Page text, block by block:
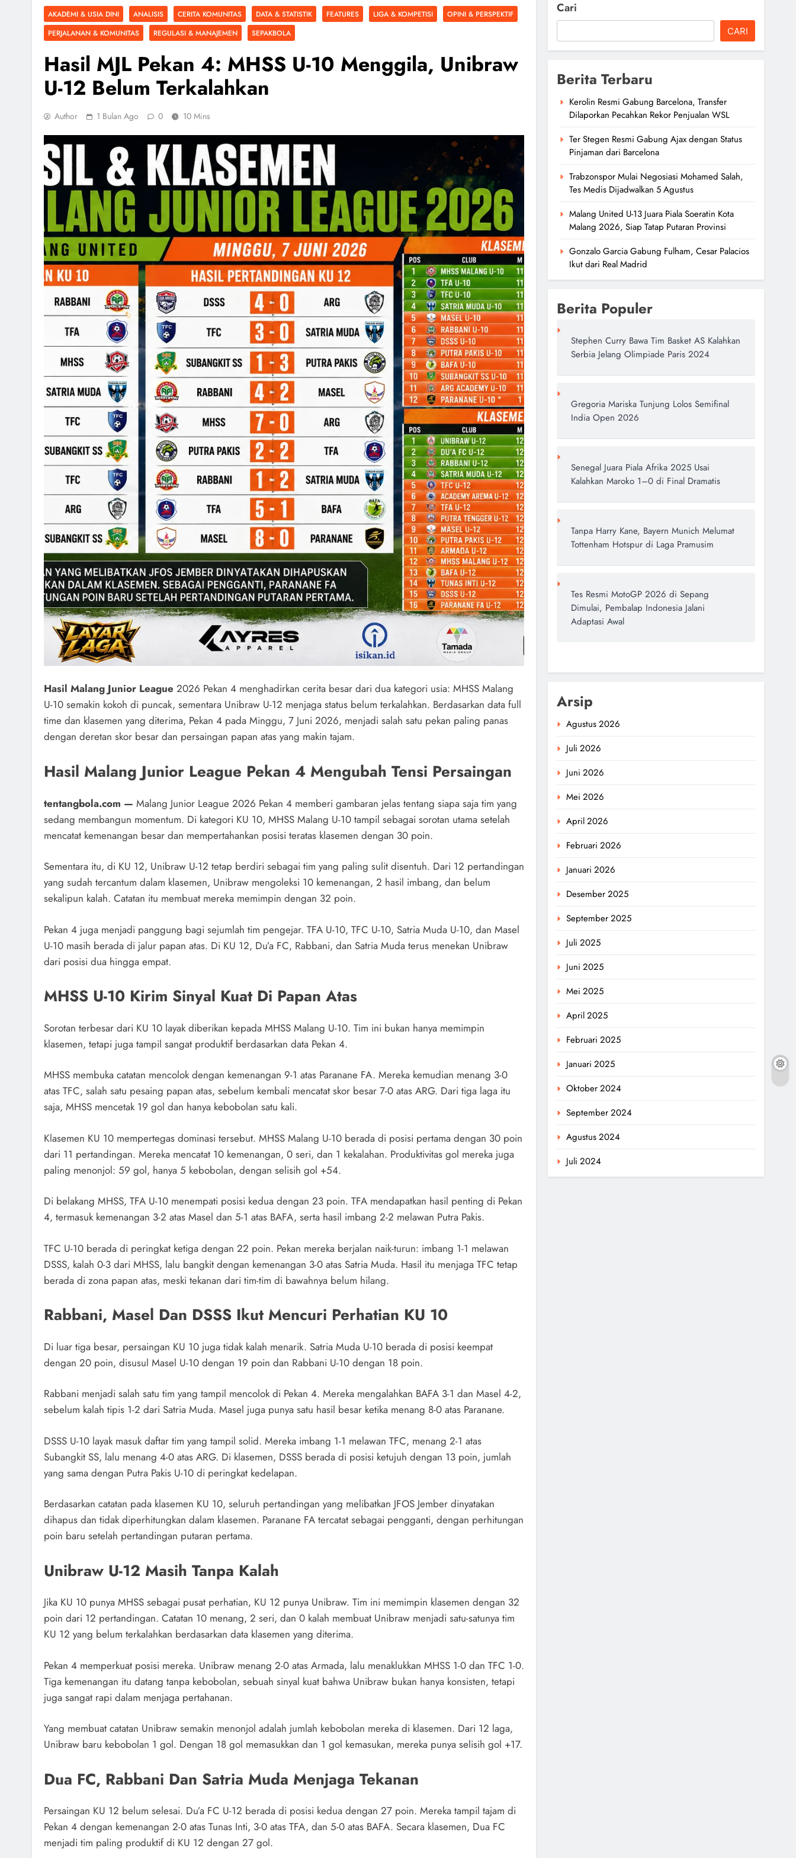
AKADEMI & USIA DINI ANALISIS CERITA KOMUNITAS DATA & STATISTIK FEATURES LIGA & KOMPETISI
OPINI & PERSPEKTIF
PERJALANAN & KOMUNITAS
REGULASI & MANAJEMEN SEPAKBOLA
Hasil MJL Pekan 4: MHSS U-10 Menggila, Unibraw
U-12 Belum Terkalahkan
Author 1 Bulan Ago 0 10 Mins
Hasil Malang Junior League 2026 Pekan 4 menghadirkan cerita besar dari dua kategori usia: MHSS Malang
U-10 semakin kokoh di puncak, sementara Unibraw U-12 menjaga status belum terkalahkan. Berdasarkan data full
time dan klasemen yang diterima, Pekan 4 pada Minggu, 7 Juni 2026, menjadi salah satu pekan paling panas
dengan deretan skor besar dan persaingan papan atas yang makin tajam.
Hasil Malang Junior League Pekan 4 Mengubah Tensi Persaingan
tentangbola.com — Malang Junior League 2026 Pekan 4 memberi gambaran jelas tentang siapa saja tim yang
sedang membangun momentum. Di kategori KU 10, MHSS Malang U-10 tampil sebagai sorotan utama setelah
mencatat kemenangan besar dan mempertahankan posisi teratas klasemen dengan 30 poin.
Sementara itu, di KU 12, Unibraw U-12 tetap berdiri sebagai tim yang paling sulit disentuh. Dari 12 pertandingan
yang sudah tercantum dalam klasemen, Unibraw mengoleksi 10 kemenangan, 2 hasil imbang, dan belum
sekalipun kalah. Catatan itu membuat mereka memimpin dengan 32 poin.
Pekan 4 juga menjadi panggung bagi sejumlah tim pengejar. TFA U-10, TFC U-10, Satria Muda U-10, dan Masel
U-10 masih berada di jalur papan atas. Di KU 12, Du’a FC, Rabbani, dan Satria Muda terus menekan Unibraw
dari posisi dua hingga empat.
MHSS U-10 Kirim Sinyal Kuat Di Papan Atas
Sorotan terbesar dari KU 10 layak diberikan kepada MHSS Malang U-10. Tim ini bukan hanya memimpin
klasemen, tetapi juga tampil sangat produktif berdasarkan data Pekan 4.
MHSS membuka catatan mencolok dengan kemenangan 9-1 atas Paranane FA. Mereka kemudian menang 3-0
atas TFC, salah satu pesaing papan atas, sebelum kembali mencatat skor besar 7-0 atas ARG. Dari tiga laga itu
saja, MHSS mencetak 19 gol dan hanya kebobolan satu kali.
Klasemen KU 10 mempertegas dominasi tersebut. MHSS Malang U-10 berada di posisi pertama dengan 30 poin
dari 11 pertandingan. Mereka mencatat 10 kemenangan, 0 seri, dan 1 kekalahan. Produktivitas gol mereka juga
paling menonjol: 59 gol, hanya 5 kebobolan, dengan selisih gol +54.
Di belakang MHSS, TFA U-10 menempati posisi kedua dengan 23 poin. TFA mendapatkan hasil penting di Pekan
4, termasuk kemenangan 3-2 atas Masel dan 5-1 atas BAFA, serta hasil imbang 2-2 melawan Putra Pakis.
TFC U-10 berada di peringkat ketiga dengan 22 poin. Pekan mereka berjalan naik-turun: imbang 1-1 melawan
DSSS, kalah 0-3 dari MHSS, lalu bangkit dengan kemenangan 3-0 atas Satria Muda. Hasil itu menjaga TFC tetap
berada di zona papan atas, meski tekanan dari tim-tim di bawahnya belum hilang.
Rabbani, Masel Dan DSSS Ikut Mencuri Perhatian KU 10
Di luar tiga besar, persaingan KU 10 juga tidak kalah menarik. Satria Muda U-10 berada di posisi keempat
dengan 20 poin, disusul Masel U-10 dengan 19 poin dan Rabbani U-10 dengan 18 poin.
Rabbani menjadi salah satu tim yang tampil mencolok di Pekan 4. Mereka mengalahkan BAFA 3-1 dan Masel 4-2,
sebelum kalah tipis 1-2 dari Satria Muda. Masel juga punya satu hasil besar ketika menang 8-0 atas Paranane.
DSSS U-10 layak masuk daftar tim yang tampil solid. Mereka imbang 1-1 melawan TFC, menang 2-1 atas
Subangkit SS, lalu menang 4-0 atas ARG. Di klasemen, DSSS berada di posisi ketujuh dengan 13 poin, jumlah
yang sama dengan Putra Pakis U-10 di peringkat kedelapan.
Berdasarkan catatan pada klasemen KU 10, seluruh pertandingan yang melibatkan JFOS Jember dinyatakan
dihapus dan tidak diperhitungkan dalam klasemen. Paranane FA tercatat sebagai pengganti, dengan perhitungan
poin baru setelah pertandingan putaran pertama.
Unibraw U-12 Masih Tanpa Kalah
Jika KU 10 punya MHSS sebagai pusat perhatian, KU 12 punya Unibraw. Tim ini memimpin klasemen dengan 32
poin dari 12 pertandingan. Catatan 10 menang, 2 seri, dan 0 kalah membuat Unibraw menjadi satu-satunya tim
KU 12 yang belum terkalahkan berdasarkan data klasemen yang diterima.
Pekan 4 memperkuat posisi mereka. Unibraw menang 2-0 atas Armada, lalu menaklukkan MHSS 1-0 dan TFC 1-0.
Tiga kemenangan itu datang tanpa kebobolan, sebuah sinyal kuat bahwa Unibraw bukan hanya konsisten, tetapi
juga sangat rapi dalam menjaga pertahanan.
Yang membuat catatan Unibraw semakin menonjol adalah jumlah kebobolan mereka di klasemen. Dari 12 laga,
Unibraw baru kebobolan 1 gol. Dengan 18 gol memasukkan dan 1 gol kemasukan, mereka punya selisih gol +17.
Dua FC, Rabbani Dan Satria Muda Menjaga Tekanan
Persaingan KU 12 belum selesai. Du’a FC U-12 berada di posisi kedua dengan 27 poin. Mereka tampil tajam di
Pekan 4 dengan kemenangan 2-0 atas Tunas Inti, 3-0 atas TFA, dan 5-0 atas BAFA. Secara klasemen, Dua FC
menjadi tim paling produktif di KU 12 dengan 27 gol.
Cari
CARI
Berita Terbaru
Kerolin Resmi Gabung Barcelona, Transfer
Dilaporkan Pecahkan Rekor Penjualan WSL
Ter Stegen Resmi Gabung Ajax dengan Status
Pinjaman dari Barcelona
Trabzonspor Mulai Negosiasi Mohamed Salah,
Tes Medis Dijadwalkan 5 Agustus
Malang United U-13 Juara Piala Soeratin Kota
Malang 2026, Siap Tatap Putaran Provinsi
Gonzalo Garcia Gabung Fulham, Cesar Palacios
Ikut dari Real Madrid
Berita Populer
Stephen Curry Bawa Tim Basket AS Kalahkan
Serbia Jelang Olimpiade Paris 2024
Gregoria Mariska Tunjung Lolos Semifinal
India Open 2026
Senegal Juara Piala Afrika 2025 Usai
Kalahkan Maroko 1–0 di Final Dramatis
Tanpa Harry Kane, Bayern Munich Melumat
Tottenham Hotspur di Laga Pramusim
Tes Resmi MotoGP 2026 di Sepang
Dimulai, Pembalap Indonesia Jalani
Adaptasi Awal
Arsip
Agustus 2026
Juli 2026
Juni 2026
Mei 2026
April 2026
Februari 2026
Januari 2026
Desember 2025
September 2025
Juli 2025
Juni 2025
Mei 2025
April 2025
Februari 2025
Januari 2025
Oktober 2024
September 2024
Agustus 2024
Juli 2024